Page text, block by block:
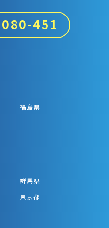
451
福島県
群馬県
東京都